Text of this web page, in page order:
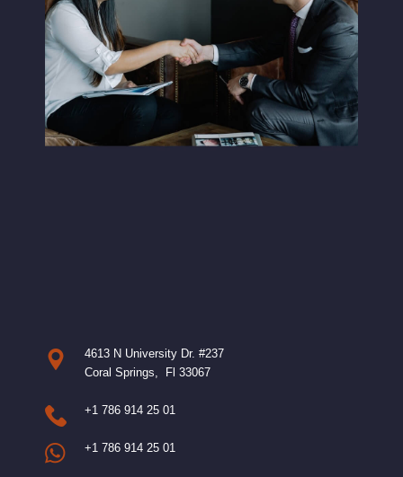
4613 N University Dr. #237
Coral Springs, Fl 33067
+1 786 914 25 01
+1 786 914 25 01